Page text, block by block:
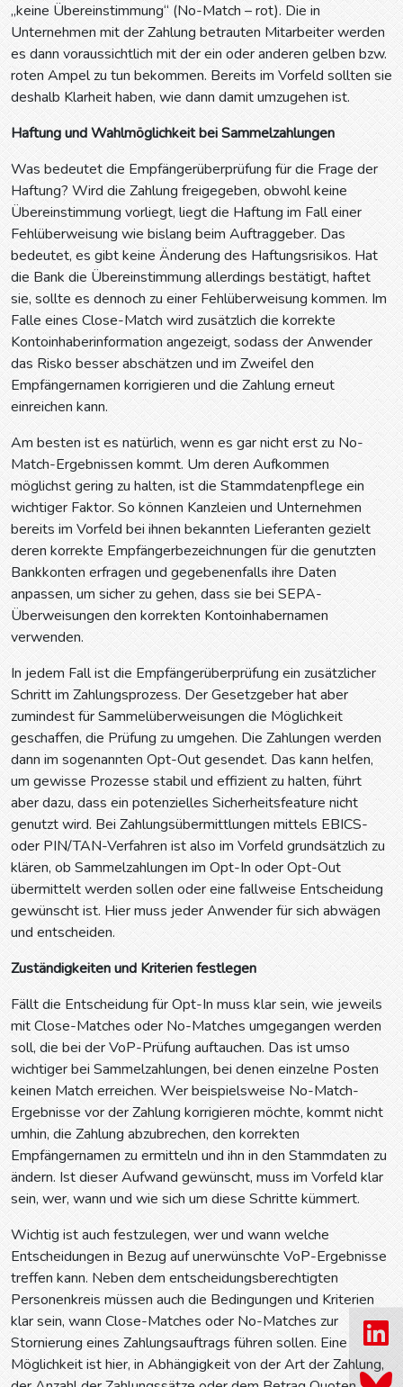
„keine Übereinstimmung“ (No-Match – rot). Die in
Unternehmen mit der Zahlung betrauten Mitarbeiter werden
es dann voraussichtlich mit der ein oder anderen gelben bzw.
roten Ampel zu tun bekommen. Bereits im Vorfeld sollten sie
deshalb Klarheit haben, wie dann damit umzugehen ist.
Haftung und Wahlmöglichkeit bei Sammelzahlungen
Was bedeutet die Empfängerüberprüfung für die Frage der
Haftung? Wird die Zahlung freigegeben, obwohl keine
Übereinstimmung vorliegt, liegt die Haftung im Fall einer
Fehlüberweisung wie bislang beim Auftraggeber. Das
bedeutet, es gibt keine Änderung des Haftungsrisikos. Hat
die Bank die Übereinstimmung allerdings bestätigt, haftet
sie, sollte es dennoch zu einer Fehlüberweisung kommen. Im
Falle eines Close-Match wird zusätzlich die korrekte
Kontoinhaberinformation angezeigt, sodass der Anwender
das Risko besser abschätzen und im Zweifel den
Empfängernamen korrigieren und die Zahlung erneut
einreichen kann.
Am besten ist es natürlich, wenn es gar nicht erst zu No-
Match-Ergebnissen kommt. Um deren Aufkommen
möglichst gering zu halten, ist die Stammdatenpflege ein
wichtiger Faktor. So können Kanzleien und Unternehmen
bereits im Vorfeld bei ihnen bekannten Lieferanten gezielt
deren korrekte Empfängerbezeichnungen für die genutzten
Bankkonten erfragen und gegebenenfalls ihre Daten
anpassen, um sicher zu gehen, dass sie bei SEPA-
Überweisungen den korrekten Kontoinhabernamen
verwenden.
In jedem Fall ist die Empfängerüberprüfung ein zusätzlicher
Schritt im Zahlungsprozess. Der Gesetzgeber hat aber
zumindest für Sammelüberweisungen die Möglichkeit
geschaffen, die Prüfung zu umgehen. Die Zahlungen werden
dann im sogenannten Opt-Out gesendet. Das kann helfen,
um gewisse Prozesse stabil und effizient zu halten, führt
aber dazu, dass ein potenzielles Sicherheitsfeature nicht
genutzt wird. Bei Zahlungsübermittlungen mittels EBICS-
oder PIN/TAN-Verfahren ist also im Vorfeld grundsätzlich zu
klären, ob Sammelzahlungen im Opt-In oder Opt-Out
übermittelt werden sollen oder eine fallweise Entscheidung
gewünscht ist. Hier muss jeder Anwender für sich abwägen
und entscheiden.
Zuständigkeiten und Kriterien festlegen
Fällt die Entscheidung für Opt-In muss klar sein, wie jeweils
mit Close-Matches oder No-Matches umgegangen werden
soll, die bei der VoP-Prüfung auftauchen. Das ist umso
wichtiger bei Sammelzahlungen, bei denen einzelne Posten
keinen Match erreichen. Wer beispielsweise No-Match-
Ergebnisse vor der Zahlung korrigieren möchte, kommt nicht
umhin, die Zahlung abzubrechen, den korrekten
Empfängernamen zu ermitteln und ihn in den Stammdaten zu
ändern. Ist dieser Aufwand gewünscht, muss im Vorfeld klar
sein, wer, wann und wie sich um diese Schritte kümmert.
Wichtig ist auch festzulegen, wer und wann welche
Entscheidungen in Bezug auf unerwünschte VoP-Ergebnisse
treffen kann. Neben dem entscheidungsberechtigten
Personenkreis müssen auch die Bedingungen und Kriterien
klar sein, wann Close-Matches oder No-Matches zur
Stornierung eines Zahlungsauftrags führen sollen. Eine
Möglichkeit ist hier, in Abhängigkeit von der Art der Zahlung,